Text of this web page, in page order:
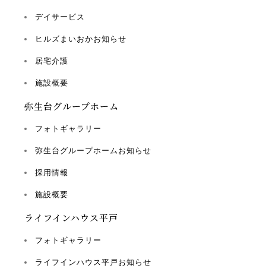
デイサービス
ヒルズまいおかお知らせ
居宅介護
施設概要
弥生台グループホーム
フォトギャラリー
弥生台グループホームお知らせ
採用情報
施設概要
ライフインハウス平戸
フォトギャラリー
ライフインハウス平戸お知らせ